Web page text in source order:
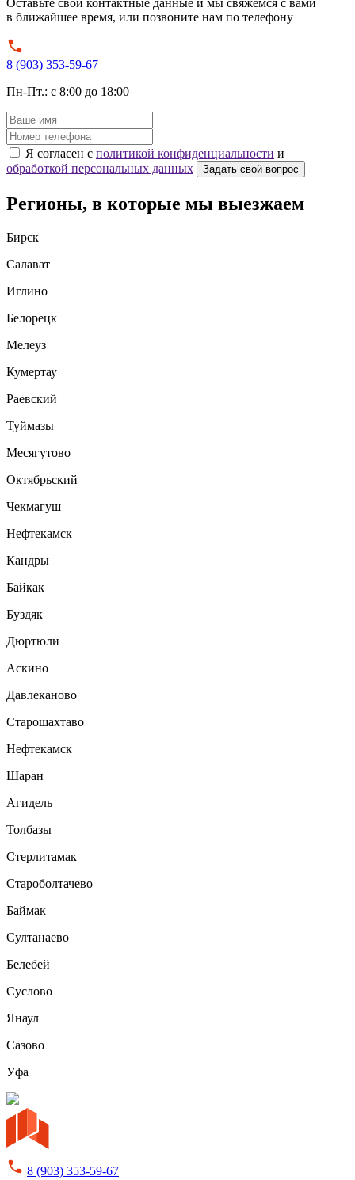
Оставьте свои контактные данные и мы свяжемся с вами
в ближайшее время, или позвоните нам по телефону
8 (903) 353-59-67
Пн-Пт.: с 8:00 до 18:00
Я согласен с политикой конфиденциальности и
обработкой персональных данных
Задать свой вопрос
Регионы, в которые мы выезжаем
Бирск
Салават
Иглино
Белорецк
Мелеуз
Кумертау
Раевский
Туймазы
Месягутово
Октябрьский
Чекмагуш
Нефтекамск
Кандры
Байкак
Буздяк
Дюртюли
Аскино
Давлеканово
Старошахтаво
Нефтекамск
Шаран
Агидель
Толбазы
Стерлитамак
Староболтачево
Баймак
Султанаево
Белебей
Суслово
Янаул
Сазово
Уфа
8 (903) 353-59-67